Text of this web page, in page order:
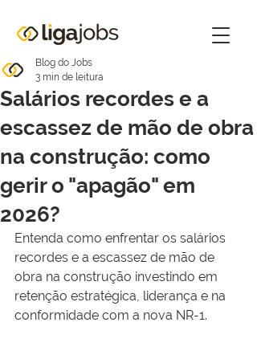
Salários recordes e a
escassez de mão de obra
na construção: como
gerir o "apagão" em
2026?
Blog do Jobs
3 min de leitura
Entenda como enfrentar os salários
recordes e a escassez de mão de
obra na construção investindo em
retenção estratégica, liderança e na
conformidade com a nova NR-1.